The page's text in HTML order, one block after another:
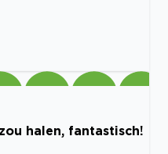
halen, fantastisch!